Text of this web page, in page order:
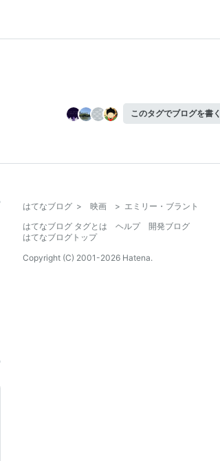
このタグでブログを書く
はてなブログ > 映画 > エミリー・ブラント
はてなブログ タグとは
ヘルプ
開発ブログ
はてなブログトップ
Copyright (C) 2001-2026 Hatena.